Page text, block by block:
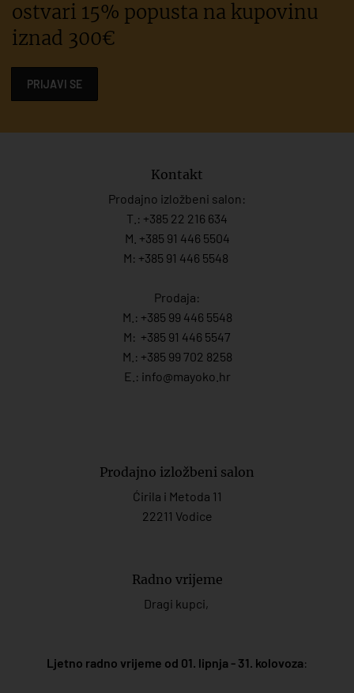
ostvari 15% popusta na kupovinu
iznad 300€
PRIJAVI SE
Kontakt
Prodajno izložbeni salon:
T.: +385 22 216 634
M. +385 91 446 5504
M: +385 91 446 5548
Prodaja:
M.: +385 99 446 5548
M: +385 91 446 5547
M.: +385 99 702 8258
E.: info@mayoko. hr
Prodajno izložbeni salon
Ćirila i Metoda 11
22211 Vodice
Radno vrijeme
Dragi kupci,
Ljetno radno vrijeme od 01. lipnja - 31. kolovoza: